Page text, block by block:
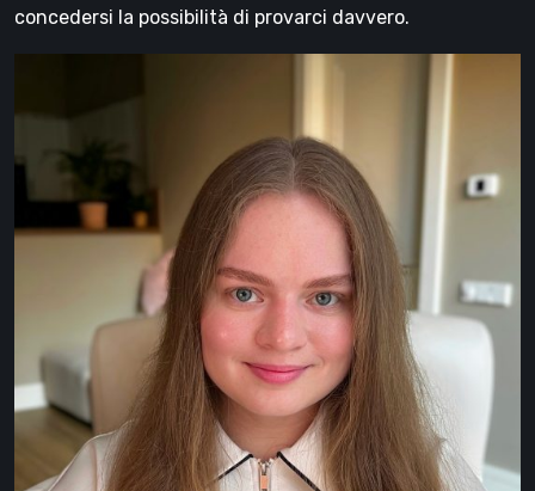
concedersi la possibilità di provarci davvero.